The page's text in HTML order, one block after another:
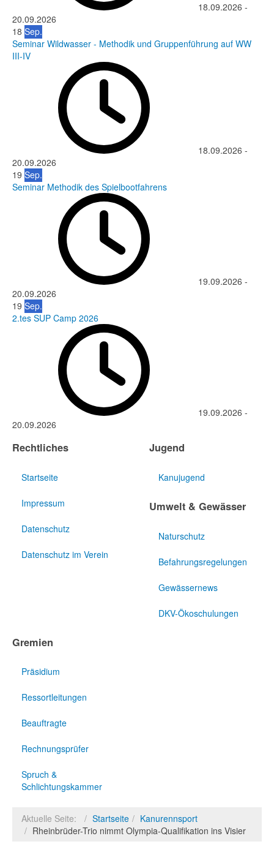
18.09.2026 -
20.09.2026
18 Sep.
Seminar Wildwasser - Methodik und Gruppenführung auf WW
III-IV
18.09.2026 -
20.09.2026
19 Sep.
Seminar Methodik des Spielbootfahrens
19.09.2026 -
20.09.2026
19 Sep.
2.tes SUP Camp 2026
19.09.2026 -
20.09.2026
Rechtliches
Startseite
Impressum
Datenschutz
Datenschutz im Verein
Jugend
Kanujugend
Umwelt & Gewässer
Naturschutz
Befahrungsregelungen
Gewässernews
DKV-Ökoschulungen
Gremien
Präsidium
Ressortleitungen
Beauftragte
Rechnungsprüfer
Spruch &
Schlichtungskammer
Aktuelle Seite: Startseite
Kanurennsport
Rheinbrüder-Trio nimmt Olympia-Qualifikation ins Visier